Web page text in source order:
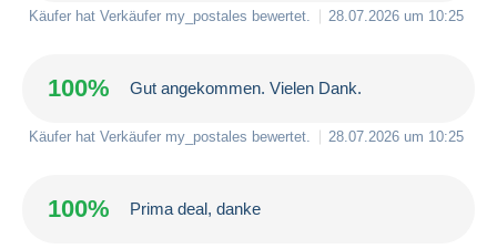
Käufer hat Verkäufer my_postales bewertet. 28.07.2026 um 10:25
100% Gut angekommen. Vielen Dank.
Käufer hat Verkäufer my_postales bewertet. 28.07.2026 um 10:25
100% Prima deal, danke